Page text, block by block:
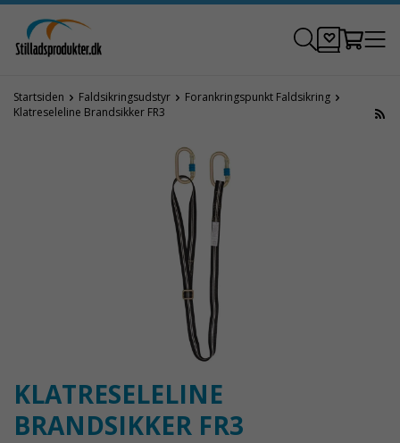
Startsiden Faldsikringsudstyr
Forankringspunkt Faldsikring
Klatreseleline Brandsikker FR3
KLATRESELELINE
BRANDSIKKER FR3